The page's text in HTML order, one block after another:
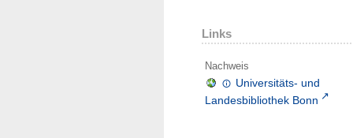
Links
Nachweis
Universitäts- und
Landesbibliothek Bonn